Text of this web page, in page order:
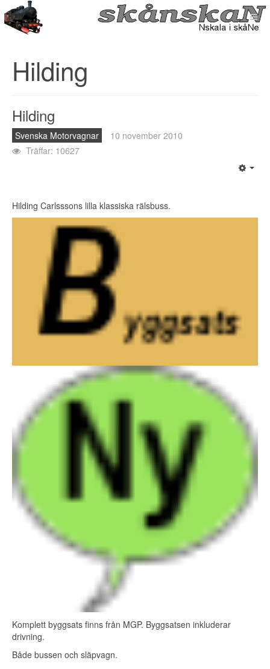
Hilding
Hilding
Svenska Motorvagnar
10 november 2010
Träffar: 10627
Hilding Carlsssons lilla klassiska rälsbuss.
Komplett byggsats finns från MGP. Byggsatsen inkluderar
drivning.
Både bussen och släpvagn.